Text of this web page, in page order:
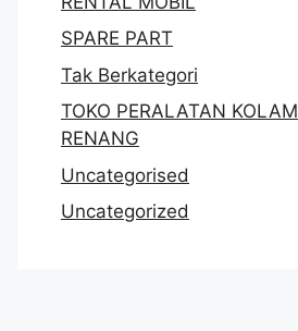
SPARE PART
Tak Berkategori
TOKO PERALATAN KOLAM
RENANG
Uncategorised
Uncategorized